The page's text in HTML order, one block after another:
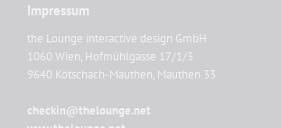
Impressum
the Lounge interactive design GmbH
1060 Wien, Hofmühlgasse 17/1/3
9640 Kötschach-Mauthen, Mauthen 33
checkin@thelounge.net